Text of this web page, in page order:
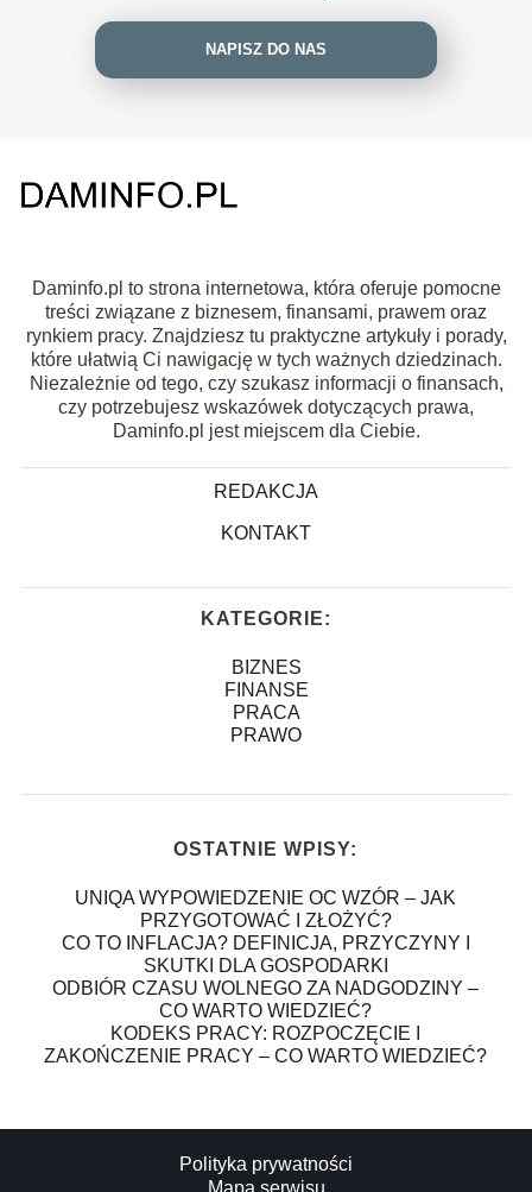
NAPISZ DO NAS
Daminfo.pl to strona internetowa, która oferuje pomocne
treści związane z biznesem, finansami, prawem oraz
rynkiem pracy. Znajdziesz tu praktyczne artykuły i porady,
które ułatwią Ci nawigację w tych ważnych dziedzinach.
Niezależnie od tego, czy szukasz informacji o finansach,
czy potrzebujesz wskazówek dotyczących prawa,
Daminfo.pl jest miejscem dla Ciebie.
REDAKCJA
KONTAKT
KATEGORIE:
BIZNES
FINANSE
PRACA
PRAWO
OSTATNIE WPISY:
UNIQA WYPOWIEDZENIE OC WZÓR – JAK
PRZYGOTOWAĆ I ZŁOŻYĆ?
CO TO INFLACJA? DEFINICJA, PRZYCZYNY I
SKUTKI DLA GOSPODARKI
ODBIÓR CZASU WOLNEGO ZA NADGODZINY –
CO WARTO WIEDZIEĆ?
KODEKS PRACY: ROZPOCZĘCIE I
ZAKOŃCZENIE PRACY – CO WARTO WIEDZIEĆ?
Polityka prywatności
Mapa serwisu